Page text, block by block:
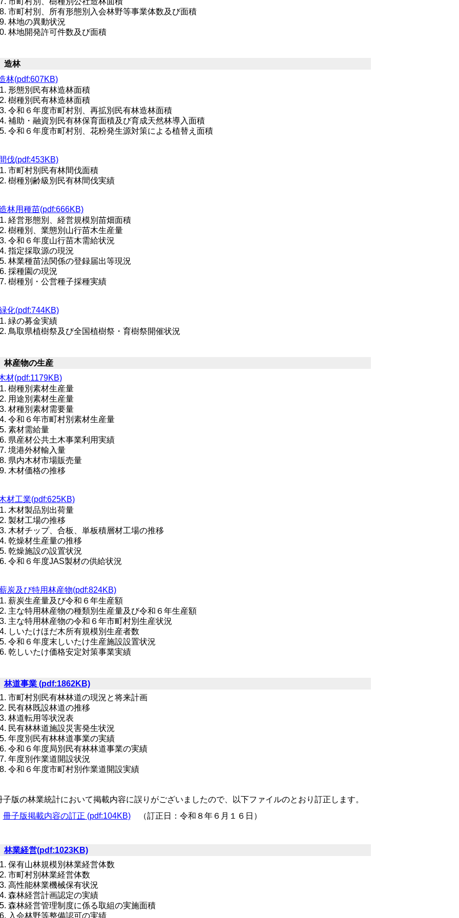
市町村別、所有形態別入会林野等事業体数及び面積
林地の異動状況
林地開発許可件数及び面積
林
林(pdf:607KB)
形態別民有林造林面積
樹種別民有林造林面積
令和６年度市町村別、再拡別民有林造林面積
補助・融資別民有林保育面積及び育成天然林導入面積
令和６年度市町村別、花粉発生源対策による植替え面積
伐(pdf:453KB)
市町村別民有林間伐面積
樹種別齢級別民有林間伐実績
林用種苗(pdf:666KB)
経営形態別、経営規模別苗畑面積
樹種別、業態別山行苗木生産量
令和６年度山行苗木需給状況
指定採取源の現況
林業種苗法関係の登録届出等現況
採種園の現況
樹種別・公営種子採種実績
化(pdf:744KB)
緑の募金実績
鳥取県植樹祭及び全国植樹祭・育樹祭開催状況
産物の生産
材(pdf:1179KB)
樹種別素材生産量
用途別素材生産量
材種別素材需要量
令和６年市町村別素材生産量
素材需給量
県産材公共土木事業利用実績
境港外材輸入量
県内木材市場販売量
木材価格の推移
材工業(pdf:625KB)
木材製品別出荷量
製材工場の推移
木材チップ、合板、単板積層材工場の推移
乾燥材生産量の推移
乾燥施設の設置状況
令和６年度JAS製材の供給状況
炭及び特用林産物(pdf:824KB)
薪炭生産量及び令和６年生産額
主な特用林産物の種類別生産量及び令和６年生産額
主な特用林産物の令和６年市町村別生産状況
しいたけほだ木所有規模別生産者数
令和６年度末しいたけ生産施設設置状況
乾しいたけ価格安定対策事業実績
林道事業 (pdf:1862KB)
市町村別民有林林道の現況と将来計画
民有林既設林道の推移
林道転用等状況表
民有林林道施設災害発生状況
年度別民有林林道事業の実績
令和６年度局別民有林林道事業の実績
年度別作業道開設状況
令和６年度市町村別作業道開設実績
版の林業統計において掲載内容に誤りがございましたので、以下ファイルのとおり訂正します。
冊子版掲載内容の訂正 (pdf:104KB)（訂正日：令和８年６月１６日）
林業経営(pdf:1023KB)
保有山林規模別林業経営体数
市町村別林業経営体数
高性能林業機械保有状況
森林経営計画認定の実績
森林経営管理制度に係る取組の実施面積
入会林野等整備認可の実績